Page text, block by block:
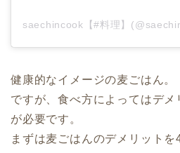
健康的なイメージの麦ごはん。
ですが、食べ方によってはデ
が必要です。
まずは麦ごはんのデメリットを